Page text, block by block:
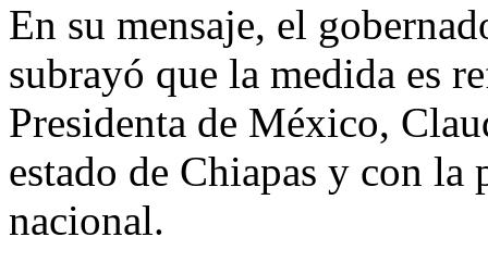
En su mensaje, el
subrayó que la medida es
Presidenta de México,
estado de Chiapas y con
nacional.